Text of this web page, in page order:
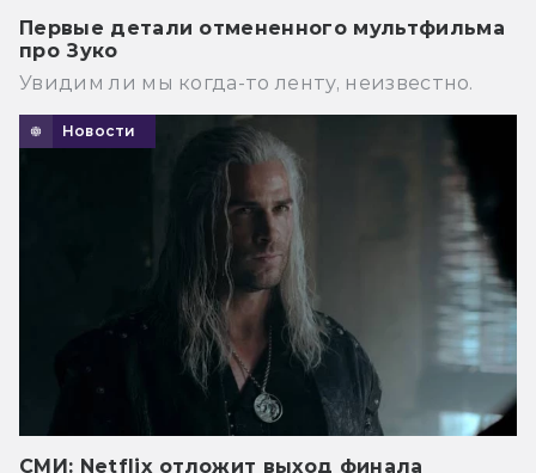
Первые детали отмененного мультфильма
про Зуко
Увидим ли мы когда-то ленту, неизвестно.
Новости
СМИ: Netflix отложит выход финала